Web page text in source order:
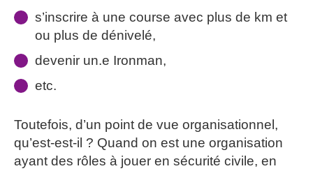
s’inscrire à une course avec plus de km et
ou plus de dénivelé,
devenir un.e Ironman,
etc.
Toutefois, d’un point de vue organisationnel,
qu’est-est-il ? Quand on est une organisation
ayant des rôles à jouer en sécurité civile, en